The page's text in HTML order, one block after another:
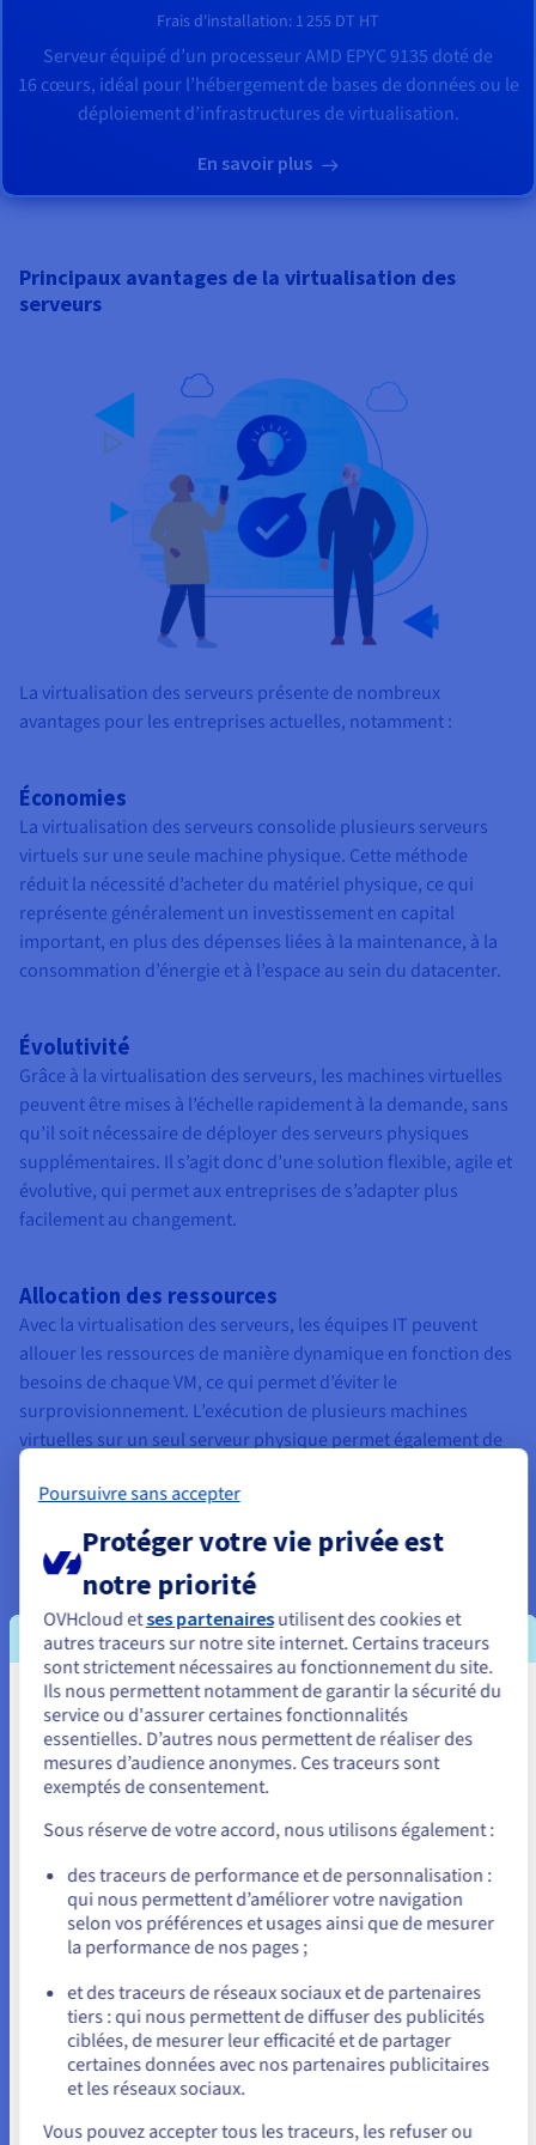
Frais d'installation: 1 255 DT HT
Serveur équipé d’un processeurAMD EPYC 9135 doté de
16 cœurs, idéal pour l’hébergement de bases de données ou le
déploiement d’infrastructures de virtualisation.
En savoir plus
Principaux avantages de la virtualisation des
serveurs
La virtualisation des serveurs présente de nombreux
avantages pour les entreprises actuelles, notamment :
Économies
La virtualisation des serveurs consolide plusieurs serveurs
virtuels sur une seule machine physique. Cette méthode
réduit la nécessité d’acheter du matériel physique, ce qui
représente généralement un investissement en capital
important, en plus des dépenses liées à la maintenance, à la
consommation d’énergie et à l’espace au sein du datacenter.
Évolutivité
Grâce à la virtualisation des serveurs, les machines virtuelles
peuvent être mises à l’échelle rapidement à la demande, sans
qu’il soit nécessaire de déployer des serveurs physiques
supplémentaires. Il s’agit donc d’une solution flexible, agile et
évolutive, qui permet aux entreprises de s’adapter plus
facilement au changement.
Allocation des ressources
Avec la virtualisation des serveurs, les équipes IT peuvent
allouer les ressources de manière dynamique en fonction des
besoins de chaque VM, ce qui permet d’éviter le
surprovisionnement. L’exécution de plusieurs machines
virtuelles sur un seul serveur physique permet également de
Sécurité
La virtualisation des serveurs isole les machines virtuelles, ce
qui permet de séparer les différentes charges de travail et
applications afin de réduire le risque de failles de sécurité
susceptibles d’affecter l’ensemble du réseau. Le matériel de
sécurité traditionnel, par exemple, les pare-feu, peut
également être remplacé par des versions virtualisées,
beaucoup plus rentables.
Gestion simplifiée
d’une console centralisée unique. Les équipes informatiques
disposent ainsi d’une visibilité sur l’ensemble de
l’infrastructure virtualisée, ce qui en facilite la surveillance et
le contrôle. Des tâches telles que la maintenance peuvent
également être automatisées pour permettre aux équipes de
gagner du temps.
Durabilité
La virtualisation des serveurs réduit le besoin d’exécuter des
Vous semblez être localisé en États-
Unis.
Pour commander, rendez-vous sur le site de votre pays (États-
Allez sur le site États-Unis
us.ovhcloud.com/bare-metal Anglais USD - $
ou
Rester sur le site actuel
Sélectionner un autre site web
Poursuivre sans accepter
Protéger votre vie privée est
notre priorité
OVHcloud etses partenairesutilisent des cookies et
autres traceurs sur notre site internet. Certains traceurs
sont strictement nécessaires au fonctionnement du site.
Ils nous permettent notamment de garantir la sécurité du
service ou d'assurer certaines fonctionnalités
essentielles. D’autres nous permettent de réaliser des
mesures d’audience anonymes. Ces traceurs sont
exemptés de consentement.
Sous réserve de votre accord, nous utilisons également :
des traceurs de performance et de personnalisation :
qui nous permettent d’améliorer votre navigation
selon vos préférences et usages ainsi que de mesurer
la performance de nos pages ;
et des traceurs de réseaux sociaux et de partenaires
tiers : qui nous permettent de diffuser des publicités
ciblées, de mesurer leur efficacité et de partager
certaines données avec nos partenaires publicitaires
et les réseaux sociaux.
Vous pouvez accepter tous les traceurs, les refuser ou